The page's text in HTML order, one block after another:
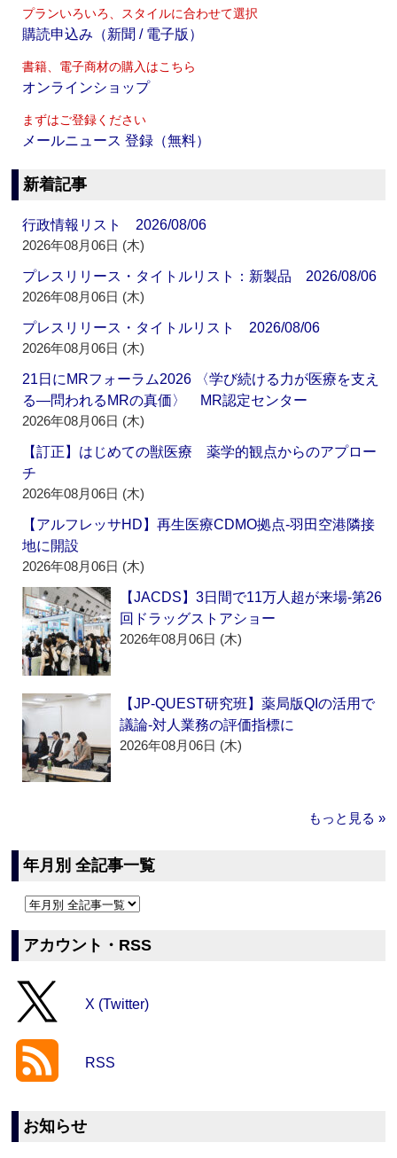
プランいろいろ、スタイルに合わせて選択
購読申込み（新聞 / 電子版）
書籍、電子商材の購入はこちら
オンラインショップ
まずはご登録ください
メールニュース 登録（無料）
新着記事
行政情報リスト 2026/08/06
2026年08月06日 (木)
プレスリリース・タイトルリスト：新製品 2026/08/06
2026年08月06日 (木)
プレスリリース・タイトルリスト 2026/08/06
2026年08月06日 (木)
21日にMRフォーラム2026 〈学び続ける力が医療を支え
る―問われるMRの真価〉 MR認定センター
2026年08月06日 (木)
【訂正】はじめての獣医療 薬学的観点からのアプロー
チ
2026年08月06日 (木)
【アルフレッサHD】再生医療CDMO拠点‐羽田空港隣接
地に開設
2026年08月06日 (木)
【JACDS】3日間で11万人超が来場‐第26
回ドラッグストアショー
2026年08月06日 (木)
【JP-QUEST研究班】薬局版QIの活用で
議論‐対人業務の評価指標に
2026年08月06日 (木)
もっと見る »
年月別 全記事一覧
アカウント・RSS
X (Twitter)
RSS
お知らせ